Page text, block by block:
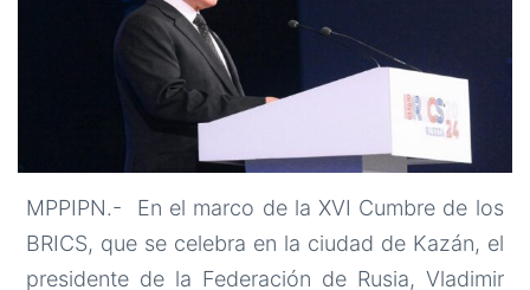
MPPIPN.- En el marco de la XVI Cumbre de los
BRICS, que se celebra en la ciudad de Kazán, el
presidente de la Federación de Rusia, Vladimir